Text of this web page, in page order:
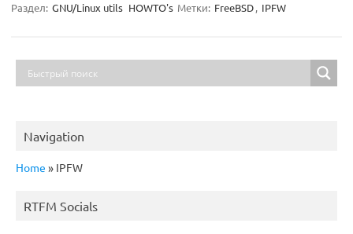
Раздел: GNU/Linux utils HOWTO's Метки: FreeBSD, IPFW
Navigation
Home » IPFW
RTFM Socials